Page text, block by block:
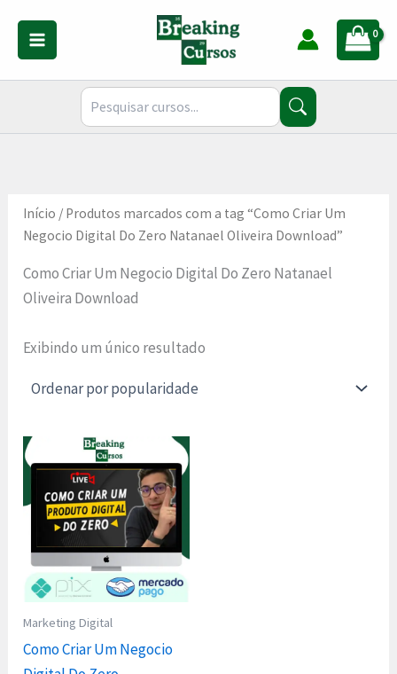
conteúdo
Início / Produtos marcados com a tag “Como Criar Um
Negocio Digital Do Zero Natanael Oliveira Download”
Como Criar Um Negocio Digital Do Zero Natanael
Oliveira Download
Exibindo um único resultado
Marketing Digital
Como Criar Um Negocio